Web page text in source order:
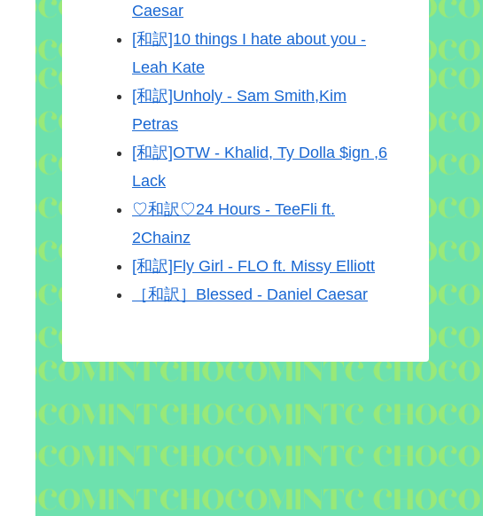
Caesar
[和訳]10 things I hate about you -
Leah Kate
[和訳]Unholy - Sam Smith,Kim
Petras
[和訳]OTW - Khalid, Ty Dolla $ign ,6
Lack
♡和訳♡24 Hours - TeeFli ft.
2Chainz
[和訳]Fly Girl - FLO ft. Missy Elliott
［和訳］Blessed - Daniel Caesar